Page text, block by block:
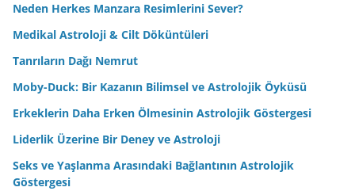
Neden Herkes Manzara Resimlerini Sever?
Medikal Astroloji & Cilt Döküntüleri
Tanrıların Dağı Nemrut
Moby-Duck: Bir Kazanın Bilimsel ve Astrolojik Öyküsü
Erkeklerin Daha Erken Ölmesinin Astrolojik Göstergesi
Liderlik Üzerine Bir Deney ve Astroloji
Seks ve Yaşlanma Arasındaki Bağlantının Astrolojik
Göstergesi